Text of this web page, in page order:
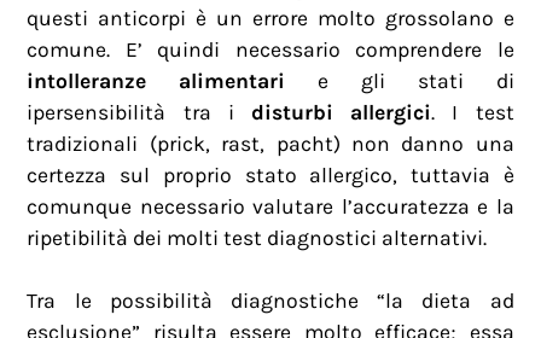
questi anticorpi è un errore molto grossolano e
comune. E’ quindi necessario comprendere le
intolleranze alimentari
e gli stati di
ipersensibilità tra i disturbi allergici. I test
tradizionali (prick, rast, pacht) non danno una
certezza sul proprio stato allergico, tuttavia è
comunque necessario valutare l’accuratezza e la
ripetibilità dei molti test diagnostici alternativi.
Tra le possibilità diagnostiche “la dieta ad
esclusione” risulta essere molto efficace; essa